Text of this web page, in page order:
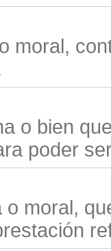
moral,
o bien
poder
moral,